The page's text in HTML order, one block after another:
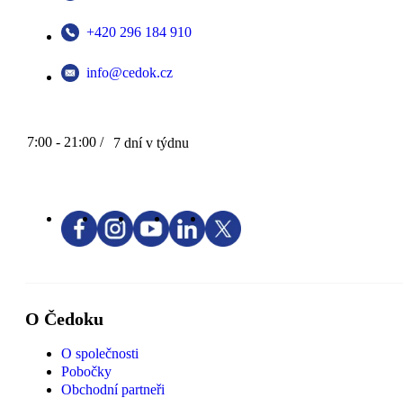
+420 296 184 910
info@cedok.cz
7:00 - 21:00 / 7 dní v týdnu
O Čedoku
O společnosti
Pobočky
Obchodní partneři